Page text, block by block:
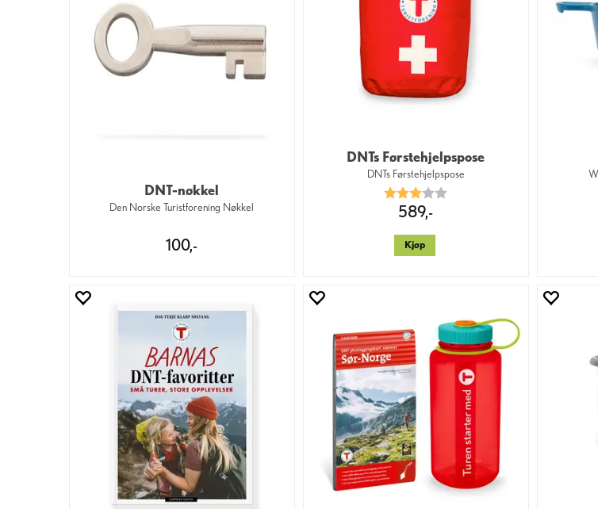
DNT-nøkkel
Den Norske Turistforening Nøkkel
100,-
DNTs Førstehjelpspose
DNTs Førstehjelpspose
Karakter:
589,-
Kjøp